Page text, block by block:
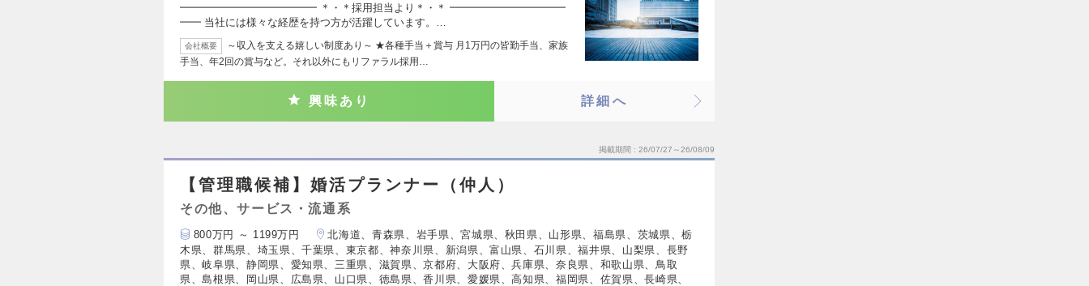
━━━━━━━━━━━━━ ＊・＊採用担当より＊・＊ ━━━━━━━━━━━
━━ 当社には様々な経歴を持つ方が活躍しています。…
会社概要
～収入を支える嬉しい制度あり～ ★各種手当＋賞与 月1万円の皆勤手当、家族
手当、年2回の賞与など。それ以外にもリファラル採用…
興味あり 詳細へ
掲載期間 26/07/27～26/08/09
【管理職候補】婚活プランナー（仲人）
その他、サービス・流通系
800万円 ～ 1199万円
北海道、青森県、岩手県、宮城県、秋田県、山形県、福島県、茨城県、栃
木県、群馬県、埼玉県、千葉県、東京都、神奈川県、新潟県、富山県、石川県、福井県、山梨県、長野
県、岐阜県、静岡県、愛知県、三重県、滋賀県、京都府、大阪府、兵庫県、奈良県、和歌山県、鳥取
県、島根県、岡山県、広島県、山口県、徳島県、香川県、愛媛県、高知県、福岡県、佐賀県、長崎県、